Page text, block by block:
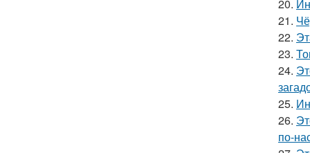
20.
21.
22.
23.
24.
25.
26.
по-